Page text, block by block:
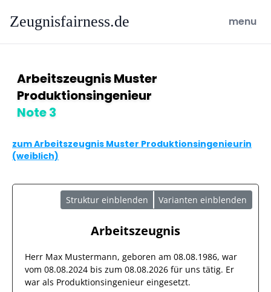
Zeugnisfairness.de open
menu
Arbeitszeugnis Muster
Produktionsingenieur
Note 3
zum Arbeitszeugnis Muster Produktionsingenieurin
(weiblich)
Struktur einblenden Varianten einblenden
Arbeitszeugnis
Herr Max Mustermann, geboren am 08.08.1986, war
vom 08.08.2024 bis zum 08.08.2026 für uns tätig. Er
war als Produktionsingenieur eingesetzt.